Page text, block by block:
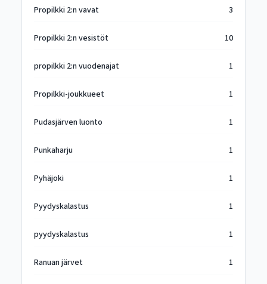
Propilkki 2:n vavat 3
Propilkki 2:n vesistöt 10
propilkki 2:n vuodenajat 1
Propilkki-joukkueet 1
Pudasjärven luonto 1
Punkaharju 1
Pyhäjoki 1
Pyydyskalastus 1
pyydyskalastus 1
Ranuan järvet 1